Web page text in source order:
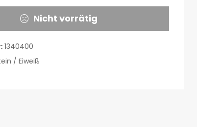
Nicht vorrätig
1340400
/ Eiweiß